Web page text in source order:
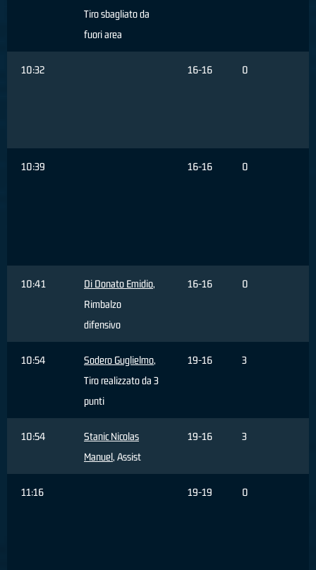
Tiro sbagliato da
fuori area
10:32 16-16 0
10:39 16-16 0
10:41 Di Donato Emidio,
Rimbalzo
difensivo
16-16 0
10:54 Sodero Guglielmo,
Tiro realizzato da 3
punti
19-16 3
10:54
Stanic Nicolas
Manuel, Assist
19-16 3
11:16 19-19 0